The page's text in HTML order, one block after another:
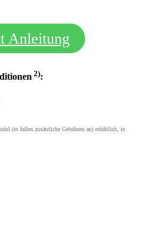
Anleitung
2):
(es fallen zusätzliche Gebühren an) erhältlich, in